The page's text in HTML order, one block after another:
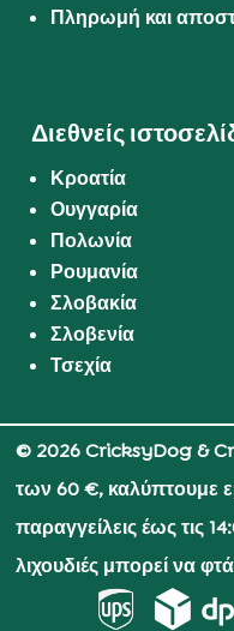
Πληρωμή και
Διεθνείς
Κροατία
Ουγγαρία
Πολωνία
Ρουμανία
Σλοβακία
Σλοβενία
Τσεχία
© 2026 CricksyDog &
των 60 €, καλύπτουμε
παραγγείλεις έως τις
λιχουδιές μπορεί να